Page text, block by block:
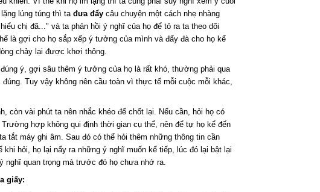
lúng túng thì tađưa đẩy câu chuyện một cách nhẹ nhàng
chị đã..." và ta phản hồi ý nghĩ của họ để tỏ ra ta theo dõi
là gợi cho họ sắp xếp ý tưởng của mình và đẩy đà cho họ kể
chảy lại được khơi thông.
ý, gợi sâu thêm ý tưởng của họ là rất khó, thường phải qua
Tuy vậy không nên cầu toàn vì thực tế mỗi cuộc mỗi khác,
còn vài phút ta nên nhắc khéo để chốt lại. Nếu cần, hỏi họ có
hợp không qui định thời gian cụ thể, nên để tự họ kể đến
tắt máy ghi âm. Sau đó có thể hỏi thêm những thông tin cần
khi hỏi, họ lại nẩy ra những ý nghĩ muốn kể tiếp, lúc đó lại bật lại
nghĩ quan trọng mà trước đó họ chưa nhớ ra.
giấy: